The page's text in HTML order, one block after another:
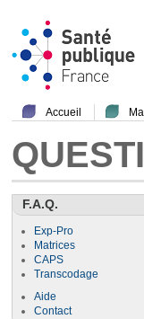
Accueil
F.A.Q.
Exp-Pro
Matrices
CAPS
Transcodage
Aide
Contact